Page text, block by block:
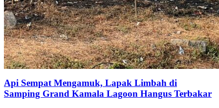
Api Sempat Mengamuk, Lapak Limbah di
Samping Grand Kamala Lagoon Hangus Terbakar